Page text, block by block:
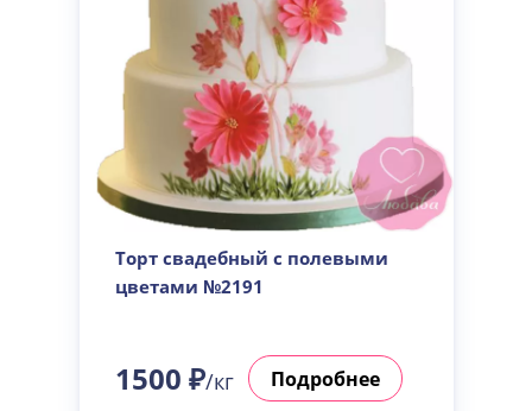
Торт свадебный с полевыми
цветами №2191
1500 ₽/кг Подробнее